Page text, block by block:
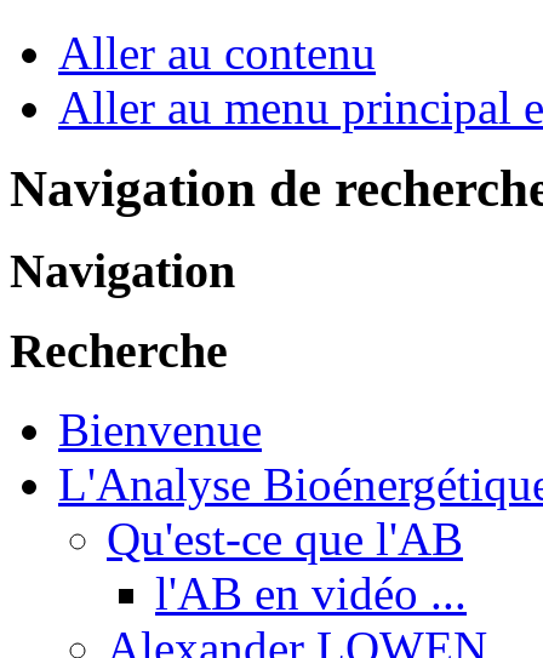
Aller au contenu
Aller au menu principal
Navigation de
Navigation
Recherche
Bienvenue
L'Analyse
Qu'est-ce que l'AB
l'AB en vidéo ...
Alexander LOWEN